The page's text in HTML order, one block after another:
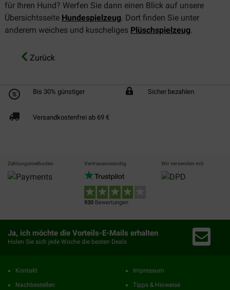
für Ihren Hund? Werfen Sie dann einen Blick auf unsere
Übersichtsseite Hundespielzeug. Dort finden Sie unter
anderem weiches und kuscheliges Plüschspielzeug.
Zurück
Bis 30% günstiger Sicher bezahlen
Versandkostenfrei ab 69 €
Zahlungsmethoden Vertrauenswürdig
930 Bewertungen
Wir versenden mit
Ja, ich möchte die Vorteils-E-Mails erhalten
Holen Sie sich jede Woche die besten Deals
Kontakt
Nachbestellen
Impressum
Tipps & Hinweise